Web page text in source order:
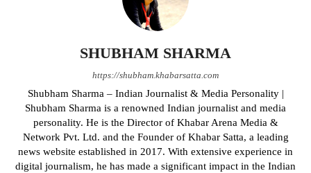
SHUBHAM SHARMA
https://shubham.khabarsatta.com
Shubham Sharma – Indian Journalist & Media Personality |
Shubham Sharma is a renowned Indian journalist and media
personality. He is the Director of Khabar Arena Media &
Network Pvt. Ltd. and the Founder of Khabar Satta, a leading
news website established in 2017. With extensive experience in
digital journalism, he has made a significant impact in the Indian